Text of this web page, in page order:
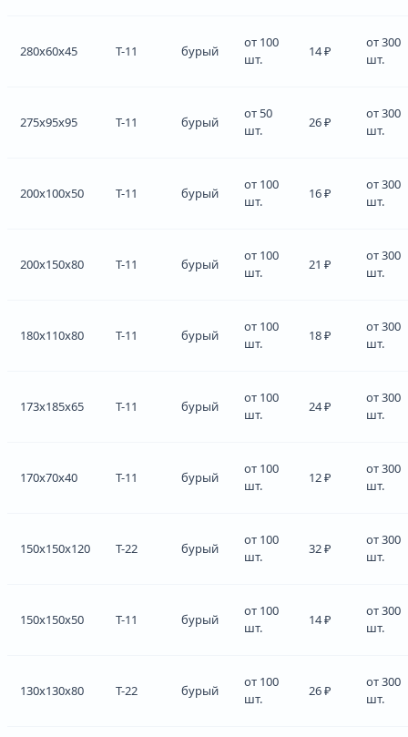
280x60x45 Т-11 бурый
от 100
шт.
14 ₽
от 300
шт.
275x95x95 Т-11 бурый
от 50
шт.
26 ₽
от 300
шт.
200x100x50 Т-11 бурый
от 100
шт.
16 ₽
от 300
шт.
200x150x80 Т-11 бурый
от 100
шт.
21 ₽
от 300
шт.
180x110x80 Т-11 бурый
от 100
шт.
18 ₽
от 300
шт.
173x185x65 Т-11 бурый
от 100
шт.
24 ₽
от 300
шт.
170x70x40 Т-11 бурый
от 100
шт.
12 ₽
от 300
шт.
150x150x120 Т-22 бурый
от 100
шт.
32 ₽
от 300
шт.
150x150x50 Т-11 бурый
от 100
шт.
14 ₽
от 300
шт.
130x130x80 Т-22 бурый
от 100
шт.
26 ₽
от 300
шт.